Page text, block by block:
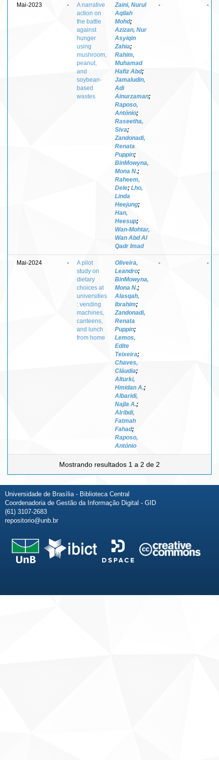
Mai-2023 -
A narrative
action on
the battle
against
hunger
using
mushroom,
peanut,
and
soybean-
based
wastes
Zaini, Nurul
Aqilah
Mohd;
Azizan, Nur
Asyiqin
Zahia;
Rahim,
Muhamad
Hafiz Abd;
Jamaludin,
Adi
Ainurzaman;
Raposo,
António;
Raseetha,
Siva;
Zandonadi,
Renata
Puppin;
BinMowyna,
Mona N.;
Raheem,
Dele; Lho,
Linda
Heejung;
Han,
Heesup;
Wan-Mohtar,
Wan Abd Al
Qadr Imad
- -
Mai-2024 -
A pilot
study on
dietary
choices at
universities
: vending
machines,
canteens,
and lunch
from home
Oliveira,
Leandro;
BinMowyna,
Mona N.;
Alasqah,
Ibrahim;
Zandonadi,
Renata
Puppin;
Lemos,
Edite
Teixeira;
Chaves,
Cláudia;
Alturki,
Hmidan A.;
Albaridi,
Najla A.;
Alribdi,
Fatmah
Fahad;
Raposo,
António
- -
Mostrando resultados 1 a 2 de 2
Universidade de Brasília - Biblioteca Central
Coordenadoria de Gestão da Informação Digital - GID
(61) 3107-2683
repositorio@unb.br